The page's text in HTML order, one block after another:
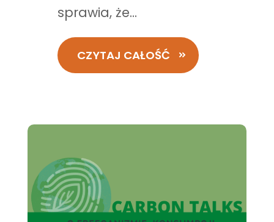
sprawia, że...
CZYTAJ CAŁOŚĆ